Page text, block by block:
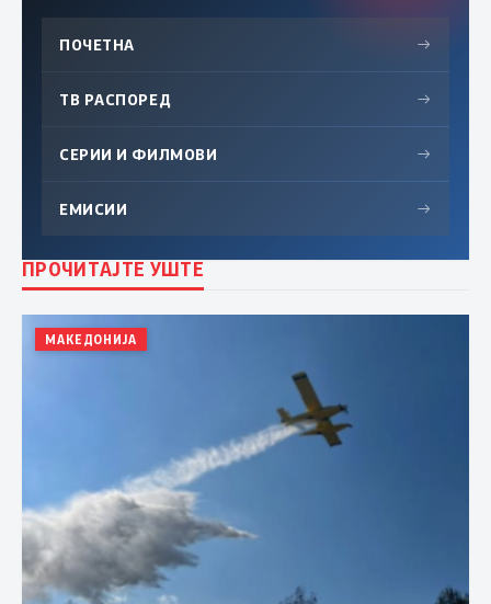
ПОЧЕТНА →
ТВ РАСПОРЕД →
СЕРИИ И ФИЛМОВИ →
ЕМИСИИ →
ПРОЧИТАЈТЕ УШТЕ
МАКЕДОНИЈА